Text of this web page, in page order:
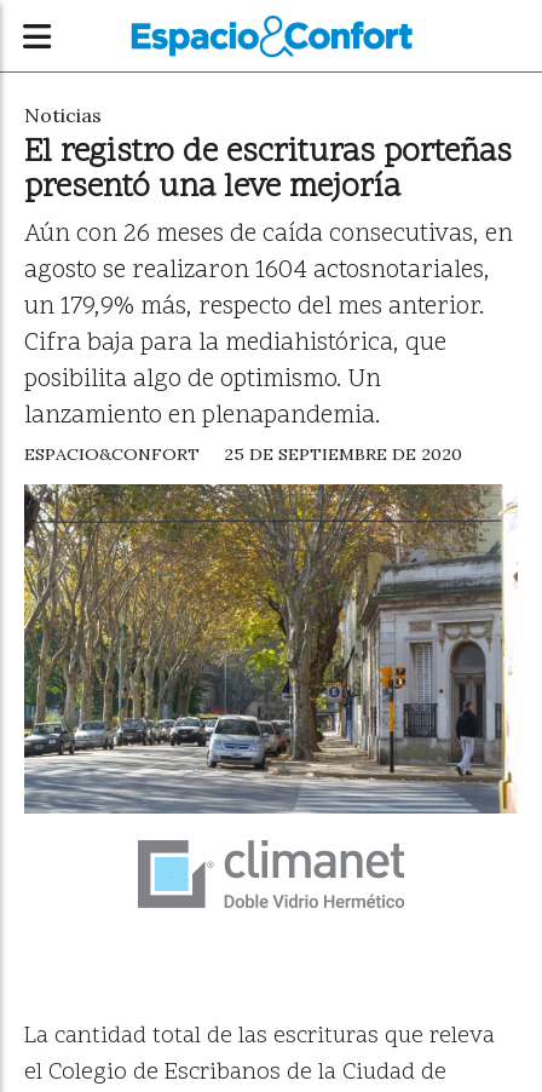
El registro de escrituras porteñas
presentó una leve mejoría
Aún con 26 meses de caída consecutivas, en
agosto se realizaron 1604 actosnotariales,
un 179,9% más, respecto del mes anterior.
Cifra baja para la mediahistórica, que
posibilita algo de optimismo. Un
lanzamiento en plenapandemia.
Noticias
25 DE SEPTIEMBRE DE 2020
ESPACIO&CONFORT
La cantidad total de las escrituras que releva
el Colegio de Escribanos de la Ciudad de